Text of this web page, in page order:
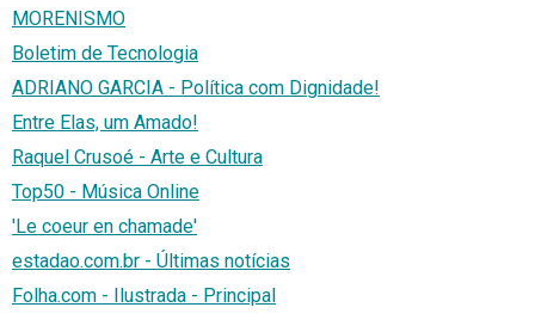
MORENISMO
Boletim de Tecnologia
ADRIANO GARCIA - Política com Dignidade!
Entre Elas, um Amado!
Raquel Crusoé - Arte e Cultura
Top50 - Música Online
'Le coeur en chamade'
estadao.com.br - Últimas notícias
Folha.com - Ilustrada - Principal